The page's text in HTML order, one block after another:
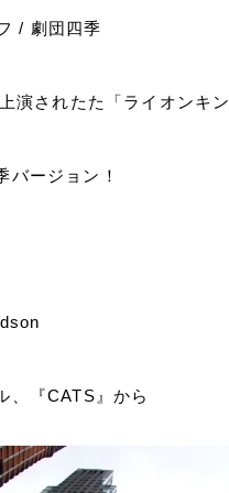
/ 劇団四季
演されたた「ライオンキ
バージョン！
、『CATS 』から